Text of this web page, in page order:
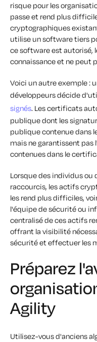
risque pour les
passe et rend plus
cryptographiques
utilise un software tiers
ce software est autorisé,
connaissance et ne peut
Voici un autre exemple :
développeurs décide
signés. Les certificats
publique dont les
publique contenue dans
mais ne garantissent
contenues dans le
Lorsque des individus ou
raccourcis, les actifs
les rend plus difficiles,
l'équipe de sécurité ou
centralisé de ces actifs
offrant la visibilité
sécurité et effectuer les
Préparez
Agility
Utilisez-vous d'anciens